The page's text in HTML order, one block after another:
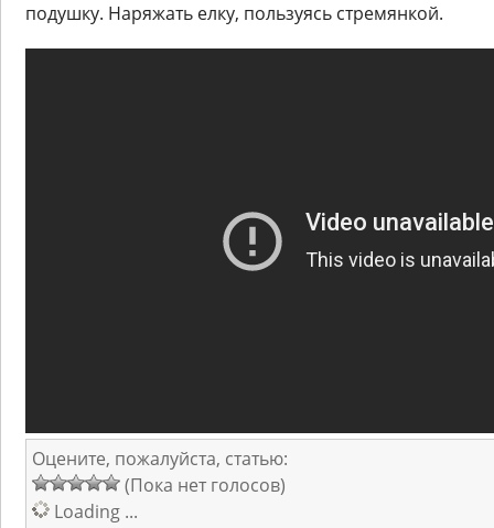
подушку. Наряжать елку, пользуясь стремянкой.
Оцените, пожалуйста, статью:
(Пока нет голосов)
Loading ...